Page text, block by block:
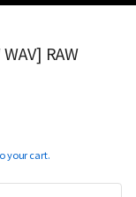
RAW
your cart.